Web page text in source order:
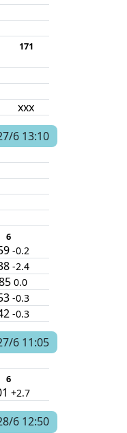
171
xxx
6 13:10
6
-0.2
-2.4
0.0
-0.3
-0.3
6 11:05
6
+2.7
6 12:50